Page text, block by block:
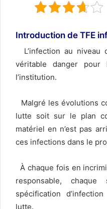
Introduction de TFE
L’infection au niveau
véritable danger
l’institution.
Malgré les évolutions
lutte soit sur le plan
matériel en n’est pas
ces infections dans le
À chaque fois en
responsable,
spécification
lutte.